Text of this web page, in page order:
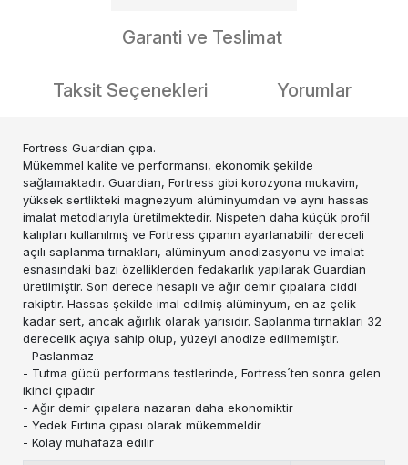
Garanti ve Teslimat
Taksit Seçenekleri Yorumlar
Fortress Guardian çıpa.
Mükemmel kalite ve performansı, ekonomik şekilde
sağlamaktadır. Guardian, Fortress gibi korozyona mukavim,
yüksek sertlikteki magnezyum alüminyumdan ve aynı hassas
imalat metodlarıyla üretilmektedir. Nispeten daha küçük profil
kalıpları kullanılmış ve Fortress çıpanın ayarlanabilir dereceli
açılı saplanma tırnakları, alüminyum anodizasyonu ve imalat
esnasındaki bazı özelliklerden fedakarlık yapılarak Guardian
üretilmiştir. Son derece hesaplı ve ağır demir çıpalara ciddi
rakiptir. Hassas şekilde imal edilmiş alüminyum, en az çelik
kadar sert, ancak ağırlık olarak yarısıdır. Saplanma tırnakları 32
derecelik açıya sahip olup, yüzeyi anodize edilmemiştir.
- Paslanmaz
- Tutma gücü performans testlerinde, Fortress´ten sonra gelen
ikinci çıpadır
- Ağır demir çıpalara nazaran daha ekonomiktir
- Yedek Fırtına çıpası olarak mükemmeldir
- Kolay muhafaza edilir